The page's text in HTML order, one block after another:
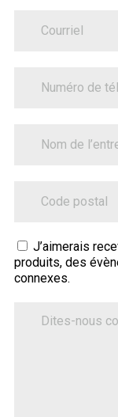
tell-
us-
J’aimerais
produits, des
connexes.